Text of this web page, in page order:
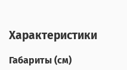
Характеристики
Габариты (см)